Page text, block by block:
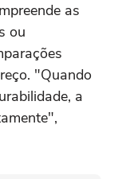
as
ou
"Quando
a